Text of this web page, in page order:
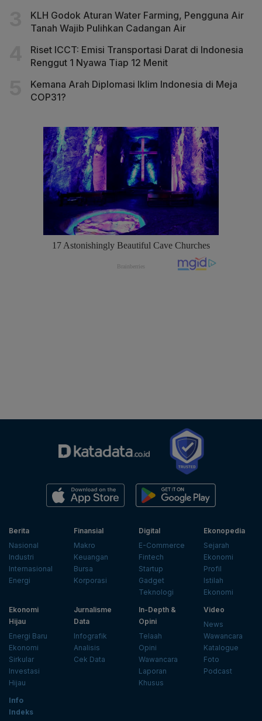
KLH Godok Aturan Water Farming, Pengguna Air
Tanah Wajib Pulihkan Cadangan Air
Riset ICCT: Emisi Transportasi Darat di Indonesia
Renggut 1 Nyawa Tiap 12 Menit
Kemana Arah Diplomasi Iklim Indonesia di Meja
COP31?
Berita
Nasional
Industri
Internasional
Energi
Finansial
Makro
Keuangan
Bursa
Korporasi
Digital
E-Commerce
Fintech
Startup
Gadget
Teknologi
Ekonopedia
Sejarah
Ekonomi
Profil
Istilah
Ekonomi
Ekonomi
Hijau
Energi Baru
Ekonomi
Sirkular
Investasi
Hijau
Jurnalisme
Data
Infografik
Analisis
Cek Data
In-Depth &
Opini
Telaah
Opini
Wawancara
Laporan
Khusus
Video
News
Wawancara
Katalogue
Foto
Podcast
Info
Indeks